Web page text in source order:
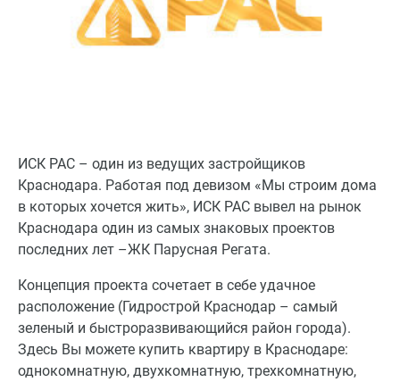
ИСК РАС – один из ведущих застройщиков
Краснодара. Работая под девизом «Мы строим дома
в которых хочется жить», ИСК РАС вывел на рынок
Краснодара один из самых знаковых проектов
последних лет –ЖК Парусная Регата.
Концепция проекта сочетает в себе удачное
расположение (Гидрострой Краснодар – самый
зеленый и быстроразвивающийся район города).
Здесь Вы можете купить квартиру в Краснодаре:
однокомнатную, двухкомнатную, трехкомнатную,